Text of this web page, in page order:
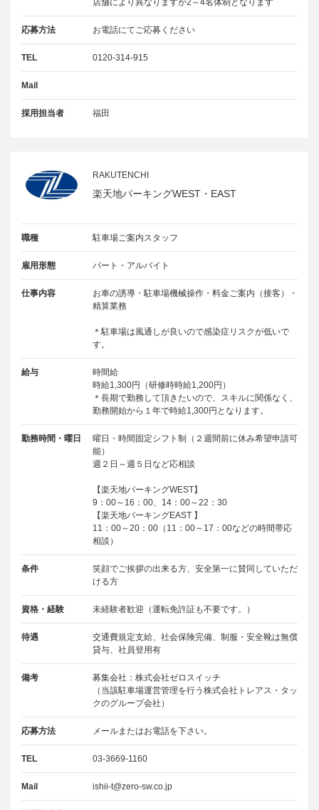
店舗により異なりますが2～4名体制となります
応募方法 お電話にてご応募ください
TEL 0120-314-915
Mail
採用担当者 福田
RAKUTENCHI
楽天地パーキングWEST・EAST
職種 駐車場ご案内スタッフ
雇用形態 パート・アルバイト
仕事内容
お車の誘導・駐車場機械操作・料金ご案内（接客）・
精算業務
＊駐車場は風通しが良いので感染症リスクが低いで
す。
給与
時間給
時給1,300円（研修時時給1,200円）
＊長期で勤務して頂きたいので、スキルに関係なく、
勤務開始から１年で時給1,300円となります。
勤務時間・曜日
曜日・時間固定シフト制（２週間前に休み希望申請可
能）
週２日～週５日など応相談
【楽天地パーキングWEST】
9：00～16：00、14：00～22：30
【楽天地パーキングEAST 】
11：00～20：00（11：00～17：00などの時間帯応
相談）
条件
笑顔でご挨拶の出来る方、安全第一に賛同していただ
ける方
資格・経験 未経験者歓迎（運転免許証も不要です。）
待遇
交通費規定支給、社会保険完備、制服・安全靴は無償
貸与、社員登用有
備考
募集会社：株式会社ゼロスイッチ
（当該駐車場運営管理を行う株式会社トレアス・タッ
クのグループ会社）
応募方法 メールまたはお電話を下さい。
TEL 03-3669-1160
Mail ishii-t@zero-sw.co.jp